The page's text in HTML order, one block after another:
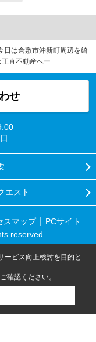
日は倉敷市沖新町周辺を綺
直不動産へー
せ
エスト
スマップ
PCサイト
reserved.
ービス向上検討を目的と
確認ください。